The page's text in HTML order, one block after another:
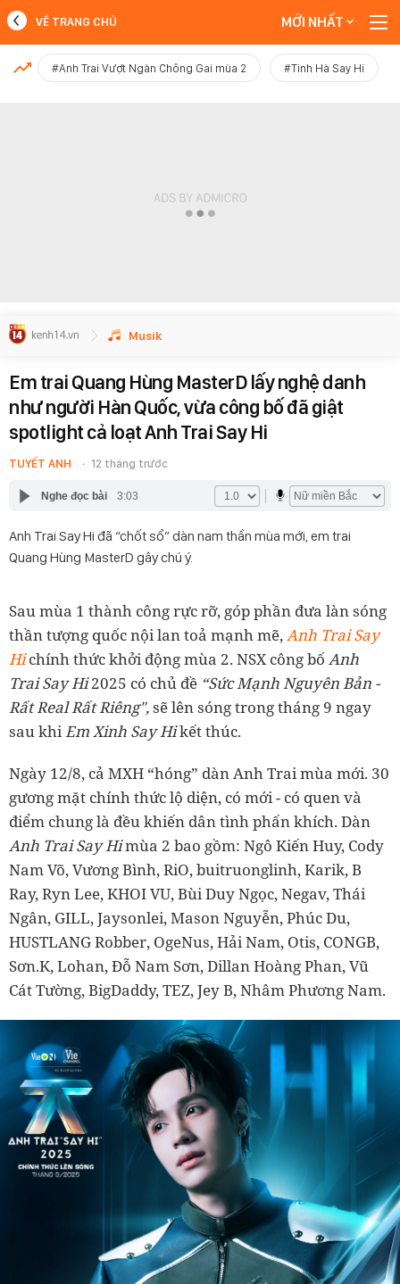
MỚI NHẤT
VỀ TRANG CHỦ MỚI NHẤT
#Anh Trai Vượt Ngàn Chông Gai mùa 2 #Tinh Hà Say Hi
Musik
Em trai Quang Hùng MasterD lấy nghệ danh
như người Hàn Quốc, vừa công bố đã giật
spotlight cả loạt Anh Trai Say Hi
TUYẾT ANH 12 tháng trước
Nghe đọc bài 3:03
Anh Trai Say Hi đã “chốt sổ” dàn nam thần mùa mới, em trai
Quang Hùng MasterD gây chú ý.
Sau mùa 1 thành công rực rỡ, góp phần đưa làn sóng
thần tượng quốc nội lan toả mạnh mẽ,Anh Trai Say
Hi chính thức khởi động mùa 2. NSX công bốAnh
Trai Say Hi2025 có chủ đề “Sức Mạnh Nguyên Bản -
Rất Real Rất Riêng",sẽ lên sóng trong tháng 9 ngay
sau khiEm Xinh Say Hikết thúc.
Ngày 12/8, cả MXH “hóng” dàn Anh Trai mùa mới. 30
gương mặt chính thức lộ diện, có mới - có quen và
điểm chung là đều khiến dân tình phấn khích. Dàn
Anh Trai Say Himùa 2 bao gồm: Ngô Kiến Huy, Cody
Nam Võ, Vương Bình, RiO, buitruonglinh, Karik, B
Ray, Ryn Lee, KHOI VU, Bùi Duy Ngọc, Negav, Thái
Ngân, GILL, Jaysonlei, Mason Nguyễn, Phúc Du,
HUSTLANG Robber, OgeNus, Hải Nam, Otis, CONGB,
Sơn.K, Lohan, Đỗ Nam Sơn, Dillan Hoàng Phan, Vũ
Cát Tường, BigDaddy, TEZ, Jey B, Nhâm Phương Nam.